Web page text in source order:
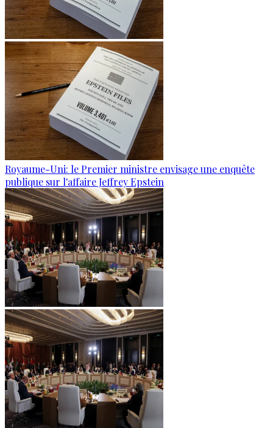
Royaume-Uni: le Premier ministre envisage une enquête
publique sur l'affaire Jeffrey Epstein